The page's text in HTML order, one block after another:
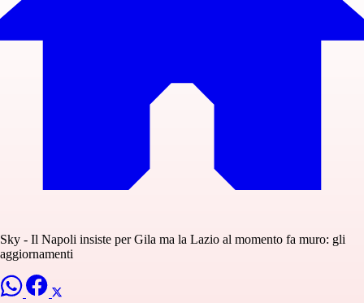
Sky - Il Napoli insiste per Gila ma la Lazio al momento fa muro: gli
aggiornamenti